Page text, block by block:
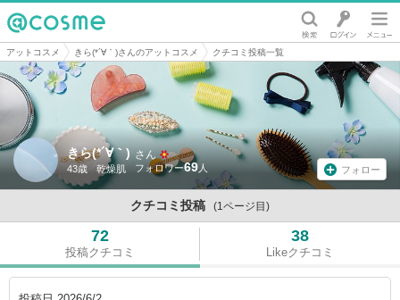
@cosme
アットコスメ きら(*´∀｀)さんのアットコスメ クチコミ投稿一覧
きら(*´∀｀) さん
43歳 乾燥肌 69 フォロー
クチコミ投稿 (1ページ目)
72
投稿クチコミ
38
Likeクチコミ